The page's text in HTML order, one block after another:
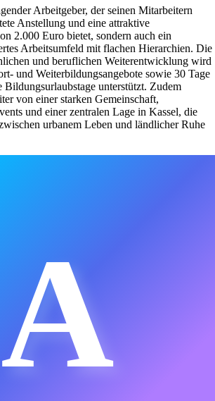
Arbeitgeber, der seinen Mitarbeitern
Anstellung und eine attraktive
2.000 Euro bietet, sondern auch ein
Arbeitsumfeld mit flachen Hierarchien. Die
und beruflichen Weiterentwicklung wird
und Weiterbildungsangebote sowie 30 Tage
Bildungsurlaubstage unterstützt. Zudem
von einer starken Gemeinschaft,
und einer zentralen Lage in Kassel, die
urbanem Leben und ländlicher Ruhe
A